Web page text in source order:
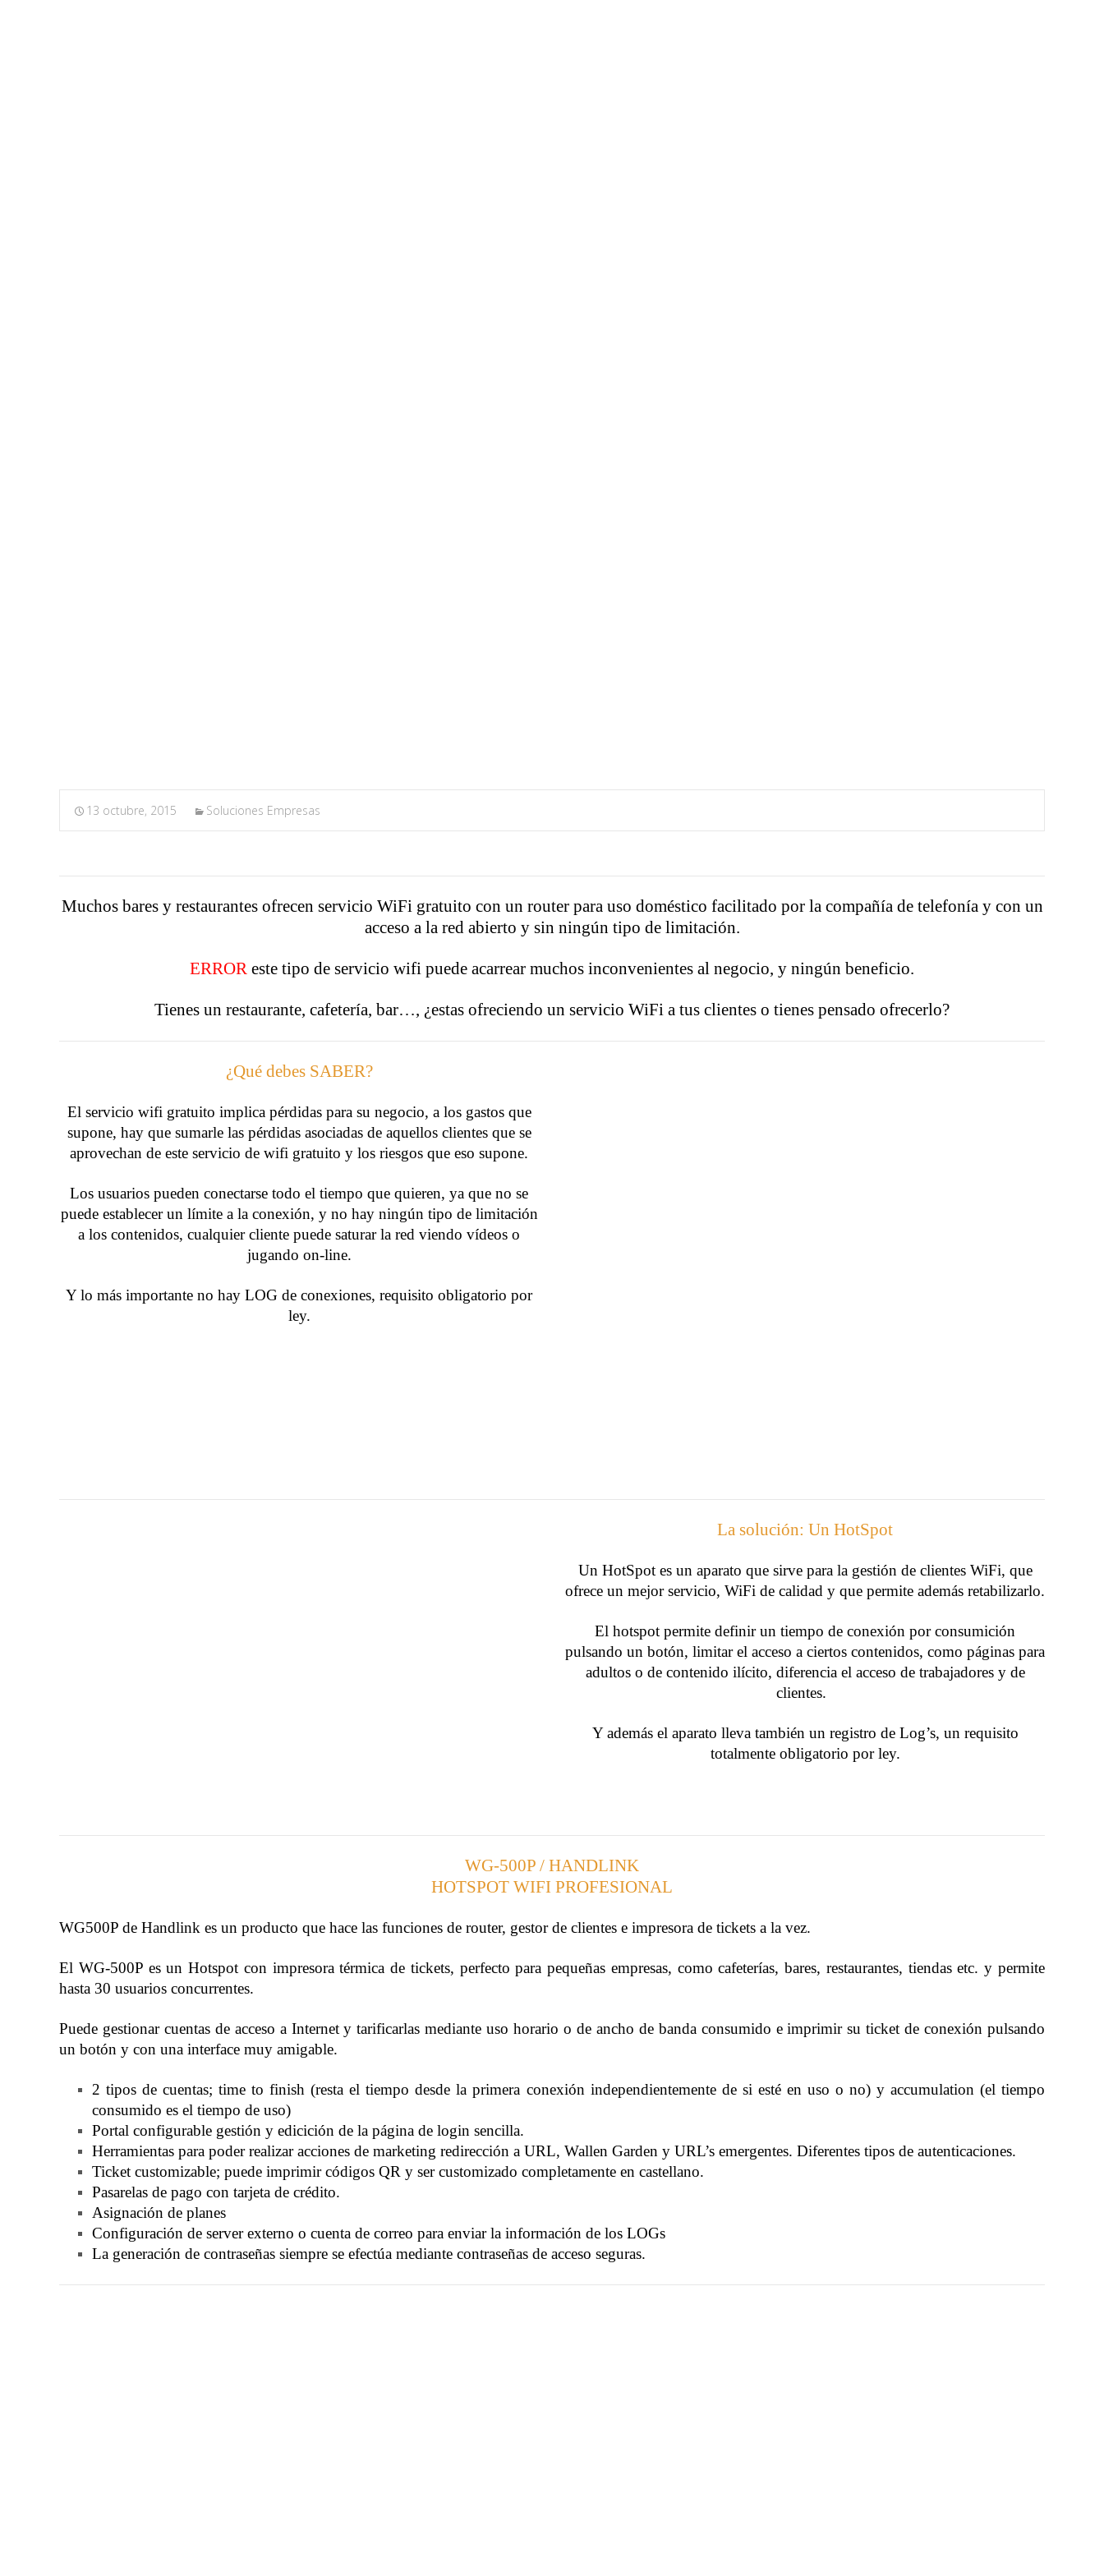
13 octubre, 2015 Soluciones Empresas
Muchos bares y restaurantes ofrecen servicio WiFi gratuito con un router para uso doméstico facilitado por la compañía de telefonía y con un
acceso a la red abierto y sin ningún tipo de limitación.
ERROR este tipo de servicio wifi puede acarrear muchos inconvenientes al negocio, y ningún beneficio.
Tienes un restaurante, cafetería, bar…, ¿estas ofreciendo un servicio WiFi a tus clientes o tienes pensado ofrecerlo?
¿Qué debes SABER?
El servicio wifi gratuito implica pérdidas para su negocio, a los gastos que
supone, hay que sumarle las pérdidas asociadas de aquellos clientes que se
aprovechan de este servicio de wifi gratuito y los riesgos que eso supone.
Los usuarios pueden conectarse todo el tiempo que quieren, ya que no se
puede establecer un límite a la conexión, y no hay ningún tipo de limitación
a los contenidos, cualquier cliente puede saturar la red viendo vídeos o
jugando on-line.
Y lo más importante no hay LOG de conexiones, requisito obligatorio por
ley.
La solución: Un HotSpot
Un HotSpot es un aparato que sirve para la gestión de clientes WiFi, que
ofrece un mejor servicio, WiFi de calidad y que permite además retabilizarlo.
El hotspot permite definir un tiempo de conexión por consumición
pulsando un botón, limitar el acceso a ciertos contenidos, como páginas para
adultos o de contenido ilícito, diferencia el acceso de trabajadores y de
clientes.
Y además el aparato lleva también un registro de Log’s, un requisito
totalmente obligatorio por ley.
WG-500P / HANDLINK
HOTSPOT WIFI PROFESIONAL
WG500P de Handlink es un producto que hace las funciones de router, gestor de clientes e impresora de tickets a la vez.
El WG-500P es un Hotspot con impresora térmica de tickets, perfecto para pequeñas empresas, como cafeterías, bares, restaurantes, tiendas etc. y permite
hasta 30 usuarios concurrentes.
Puede gestionar cuentas de acceso a Internet y tarificarlas mediante uso horario o de ancho de banda consumido e imprimir su ticket de conexión pulsando
un botón y con una interface muy amigable.
2 tipos de cuentas; time to finish (resta el tiempo desde la primera conexión independientemente de si esté en uso o no) y accumulation (el tiempo
consumido es el tiempo de uso)
Portal configurable gestión y edicición de la página de login sencilla.
Herramientas para poder realizar acciones de marketing redirección a URL, Wallen Garden y URL’s emergentes. Diferentes tipos de autenticaciones.
Ticket customizable; puede imprimir códigos QR y ser customizado completamente en castellano.
Pasarelas de pago con tarjeta de crédito.
Asignación de planes
Configuración de server externo o cuenta de correo para enviar la información de los LOGs
La generación de contraseñas siempre se efectúa mediante contraseñas de acceso seguras.